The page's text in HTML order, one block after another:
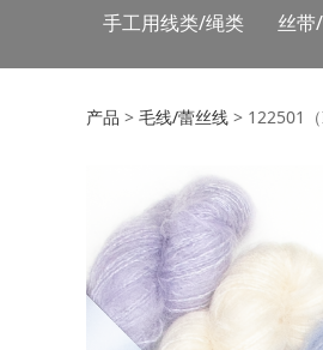
手工用线类/绳类
丝带
122501
产品 > 毛线/蕾丝线 > 122501